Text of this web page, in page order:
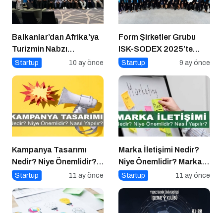
Balkanlar’dan Afrika’ya
Turizmin Nabzı
Uzakrota Dubai’de Attı
Startup 10 ay önce
Form Şirketler Grubu
ISK-SODEX 2025’te
İklimlendirme Geleceğini
Startup 9 ay önce
Kampanya Tasarımı
Nedir? Niye Önemlidir?
Kampanya Tasarımı
Startup 11 ay önce
Marka İletişimi Nedir?
Niye Önemlidir? Marka
İletişimi Nasıl Yapılır?
Startup 11 ay önce